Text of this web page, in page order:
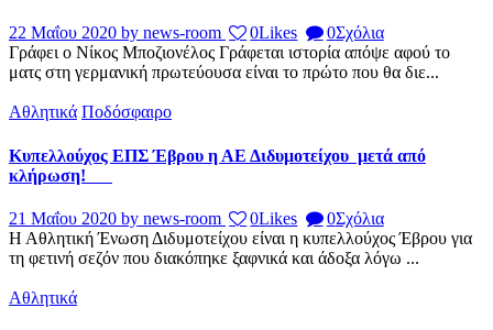
22 Μαΐου 2020 by news-room 0Likes 0Σχόλια
Γράφει ο Νίκος Μποζιονέλος Γράφεται ιστορία απόψε αφού το
ματς στη γερμανική πρωτεύουσα είναι το πρώτο που θα διε...
Αθλητικά Ποδόσφαιρο
Κυπελλούχος ΕΠΣ Έβρου η ΑΕ Διδυμοτείχου μετά από
κλήρωση!
21 Μαΐου 2020 by news-room 0Likes 0Σχόλια
Η Αθλητική Ένωση Διδυμοτείχου είναι η κυπελλούχος Έβρου για
τη φετινή σεζόν που διακόπηκε ξαφνικά και άδοξα λόγω ...
Αθλητικά